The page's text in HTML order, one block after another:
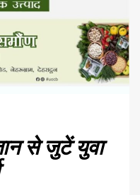
से जुटें युवा